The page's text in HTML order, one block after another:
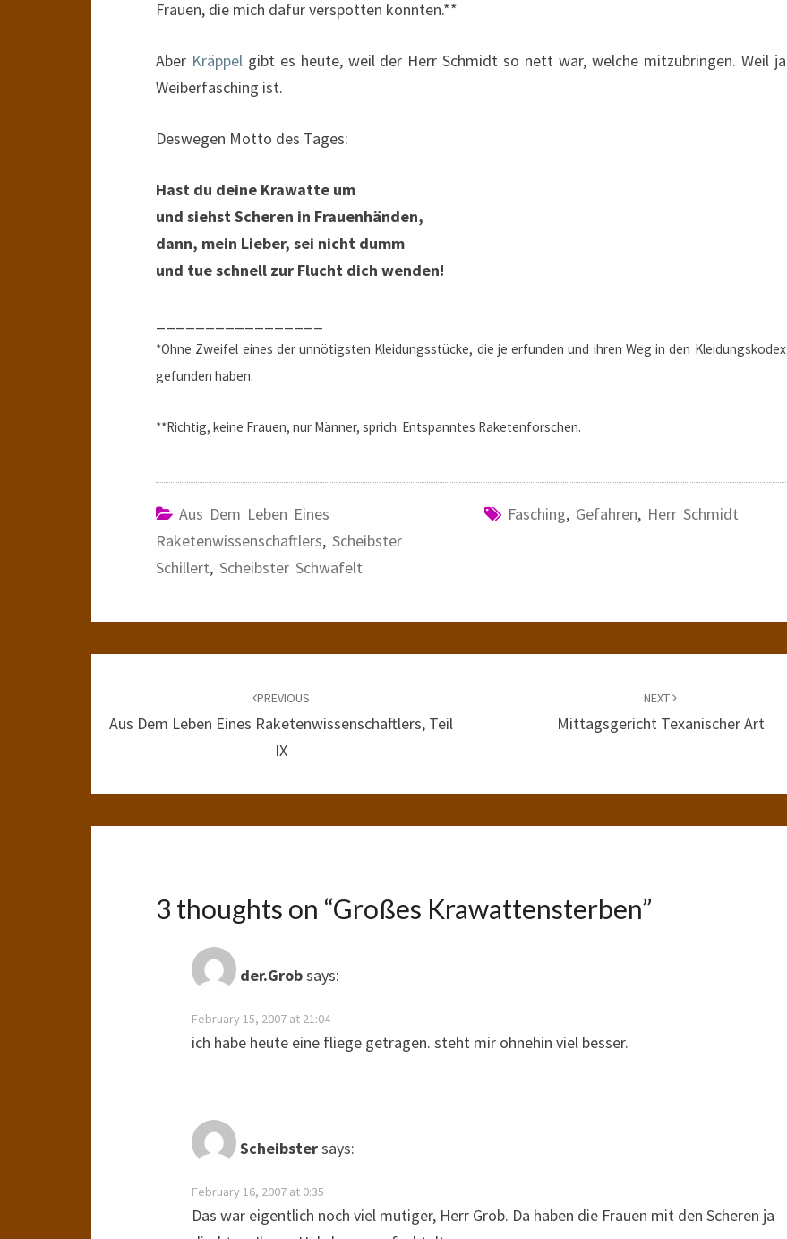
Frauen, die mich dafür verspotten könnten.**
Aber Kräppelgibt es heute, weil der Herr Schmidt so nett war, welche mitzubringen. Weil ja
Weiberfasching ist.
Deswegen Motto des Tages:
Hast du deine Krawatte um
und siehst Scheren in Frauenhänden,
dann, mein Lieber, sei nicht dumm
und tue schnell zur Flucht dich wenden!
*Ohne Zweifel eines der unnötigsten Kleidungsstücke, die je erfunden und ihren Weg in den Kleidungskodex
gefunden haben.
**Richtig, keine Frauen, nur Männer, sprich: Entspanntes Raketenforschen.
Aus Dem Leben Eines
Raketenwissenschaftlers, Scheibster
Schillert, Scheibster Schwafelt
Fasching, Gefahren, Herr Schmidt
PREVIOUS
Aus Dem Leben Eines Raketenwissenschaftlers, Teil
IX
NEXT
Mittagsgericht Texanischer Art
3 thoughts on “Großes Krawattensterben”
der.Grobsays:
February 15, 2007 at 21:04
ich habe heute eine fliege getragen. steht mir ohnehin viel besser.
Scheibstersays:
February 16, 2007 at 0:35
Das war eigentlich noch viel mutiger, Herr Grob. Da haben die Frauen mit den Scheren ja